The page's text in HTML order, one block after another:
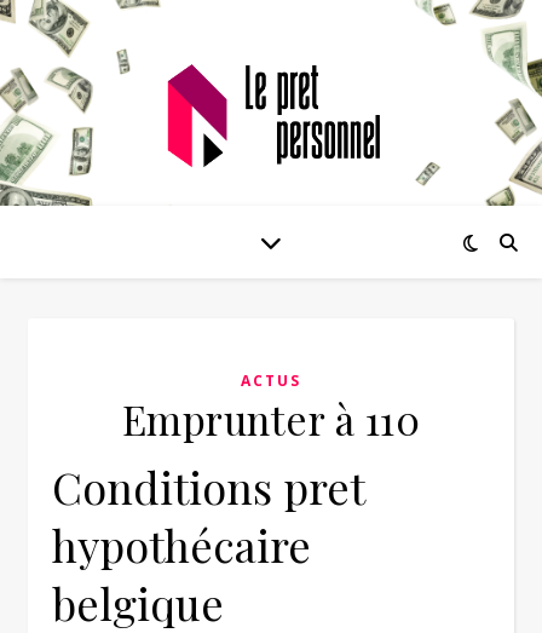
ACTUS
Emprunter à 110
Conditions pret
hypothécaire
belgique